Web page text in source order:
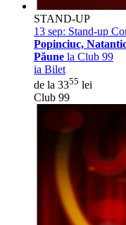
STAND-UP
13 sep: Stand-up
Popinciuc,
Păune la Club 99
ia Bilet
de la 3355 lei
Club 99